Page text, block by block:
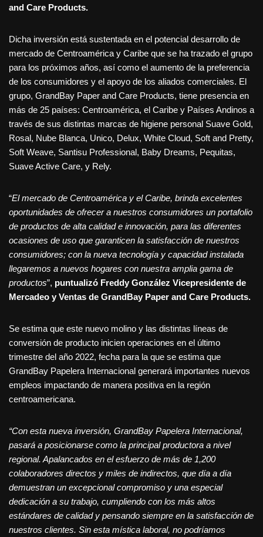
and Care Products.
Dicha inversión está sustentada en el potencial desarrollo de
mercado de Centroamérica y Caribe que se ha trazado el grupo
para los próximos años, así como el aumento de la preferencia
de los consumidores y el apoyo de los aliados comerciales. El
grupo, GrandBay Paper and Care Products, tiene presencia en
más de 25 países: Centroamérica, el Caribe y Países Andinos a
través de sus distintas marcas de higiene personal Suave Gold,
Rosal, Nube Blanca, Unico, Delux, White Cloud, Soft and Pretty,
Soft Weave, Santisu Professional, Baby Dreams, Pequitas,
Suave Active Care, y Rely.
“El mercado de Centroamérica y el Caribe, brinda excelentes
oportunidades de ofrecer a nuestros consumidores un portafolio
de productos de alta calidad e innovación, para las diferentes
ocasiones de uso que garanticen la satisfacción de nuestros
consumidores; con la nueva tecnología y capacidad instalada
llegaremos a nuevos hogares con nuestra amplia gama de
productos”, puntualizó Freddy González Vicepresidente de
Mercadeo y Ventas de GrandBay Paper and Care Products.
Se estima que este nuevo molino y las distintas líneas de
conversión de producto inicien operaciones en el último
trimestre del año 2022, fecha para la que se estima que
GrandBay Papelera Internacional generará importantes nuevos
empleos impactando de manera positiva en la región
centroamericana.
“Con esta nueva inversión, GrandBay Papelera Internacional,
pasará a posicionarse como la principal productora a nivel
regional. Apalancados en el esfuerzo de más de 1,200
colaboradores directos y miles de indirectos, que día a día
demuestran un excepcional compromiso y una especial
dedicación a su trabajo, cumpliendo con los más altos
estándares de calidad y pensando siempre en la satisfacción de
nuestros clientes. Sin esta mística laboral, no podríamos